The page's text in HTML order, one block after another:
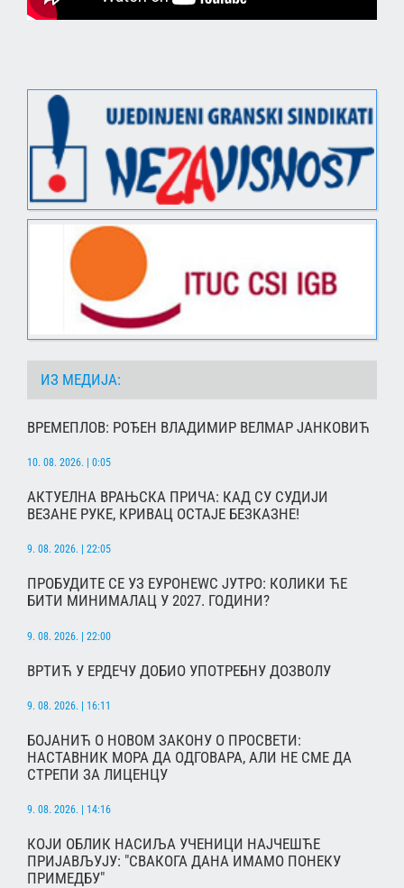
ИЗ МЕДИЈА:
ВРЕМЕПЛОВ: РОЂЕН ВЛАДИМИР ВЕЛМАР ЈАНКОВИЋ
10. 08. 2026. | 0:05
АКТУЕЛНА ВРАЊСКА ПРИЧА: КАД СУ СУДИЈИ
ВЕЗАНЕ РУКЕ, КРИВАЦ ОСТАЈЕ БЕЗКАЗНЕ!
9. 08. 2026. | 22:05
ПРОБУДИТЕ СЕ УЗ ЕУРОНЕWС ЈУТРО: КОЛИКИ ЋЕ
БИТИ МИНИМАЛАЦ У 2027. ГОДИНИ?
9. 08. 2026. | 22:00
ВРТИЋ У ЕРДЕЧУ ДОБИО УПОТРЕБНУ ДОЗВОЛУ
9. 08. 2026. | 16:11
БОЈАНИЋ О НОВОМ ЗАКОНУ О ПРОСВЕТИ:
НАСТАВНИК МОРА ДА ОДГОВАРА, АЛИ НЕ СМЕ ДА
СТРЕПИ ЗА ЛИЦЕНЦУ
9. 08. 2026. | 14:16
КОЈИ ОБЛИК НАСИЉА УЧЕНИЦИ НАЈЧЕШЋЕ
ПРИЈАВЉУЈУ: "СВАКОГА ДАНА ИМАМО ПОНЕКУ
ПРИМЕДБУ"